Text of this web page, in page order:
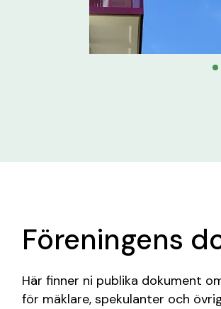
Föreningens
Här finner ni publika dokument
för mäklare, spekulanter och